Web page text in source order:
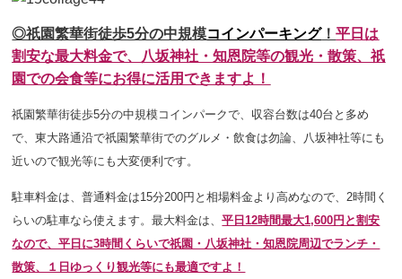
◎祇園繁華街徒歩5分の中規模コインパーキング！平日は
割安な最大料金で、八坂神社・知恩院等の観光・散策、祇
園での会食等にお得に活用できますよ！
祇園繁華街徒歩5分の中規模コインパークで、収容台数は40台と多め
で 、東大路通沿で祇園繁華街でのグルメ・飲食は勿論、八坂神社等にも
近いので観光等にも大変便利です。
駐車料金は、普通料金は15分200円と相場料金より高めなので、2時間く
らいの駐車なら使えます。最大料金は、平日12時間最大1,600円と割安
なので、平日に3時間くらいで祇園・八坂神社・知恩院周辺でランチ・
散策、１日ゆっくり観光等にも最適ですよ！